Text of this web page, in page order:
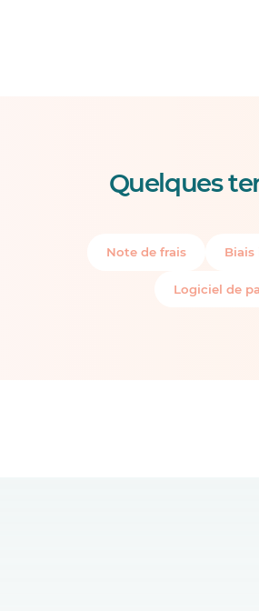
Quelques
Note de frais Biais
Logiciel de